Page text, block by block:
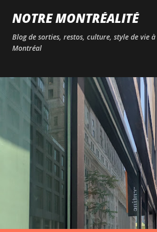
Passer au contenu principal
NOTRE MONTRÉALITÉ
Blog de sorties, restos, culture, style de vie à
Montréal